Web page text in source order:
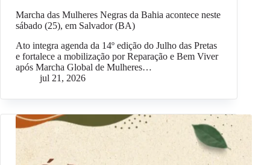
Marcha das Mulheres Negras da Bahia acontece neste
sábado (25), em Salvador (BA)
Ato integra agenda da 14º edição do Julho das Pretas
e fortalece a mobilização por Reparação e Bem Viver
após Marcha Global de Mulheres…
jul 21, 2026